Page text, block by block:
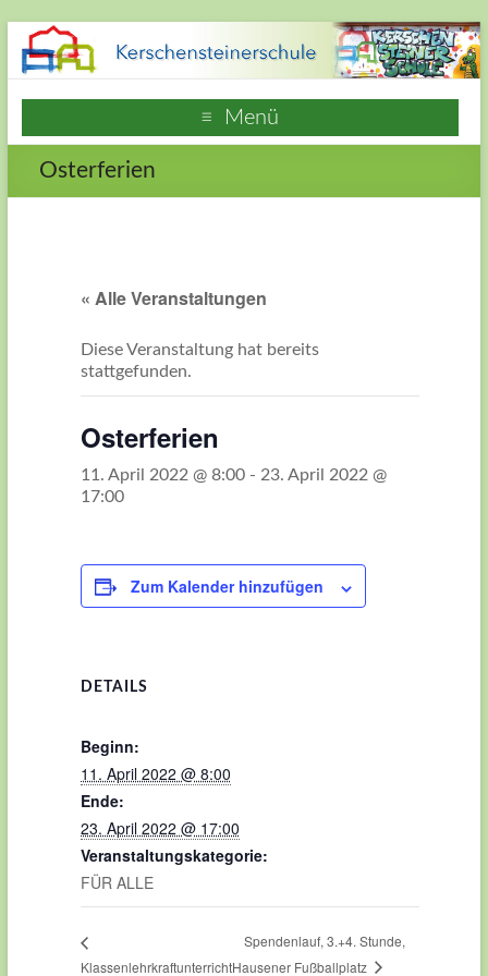
Zum
Inhalt
springen
Kerschensteinerschule
Hausen
Frankfurt
Webseite
Grundschule
Kerschensteinerschule
Frankfurt
Menü
Osterferien
« Alle Veranstaltungen
Diese Veranstaltung hat bereits
stattgefunden.
Osterferien
11. April 2022 @ 8:00- 23. April 2022 @
17:00
Zum Kalender hinzufügen
DETAILS
Beginn:
11. April 2022 @ 8:00
Ende:
23. April 2022 @ 17:00
Veranstaltungskategorie:
FÜR ALLE
Klassenlehrkraftunterricht
Spendenlauf, 3.+4. Stunde,
Hausener Fußballplatz